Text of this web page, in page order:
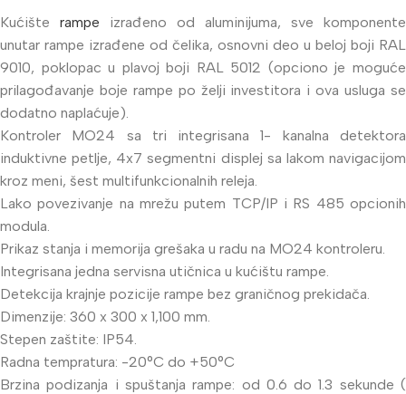
Kućište rampe izrađeno od aluminijuma, sve komponente
unutar rampe izrađene od čelika, osnovni deo u beloj boji RAL
9010, poklopac u plavoj boji RAL 5012 (opciono je moguće
prilagođavanje boje rampe po želji investitora i ova usluga se
dodatno naplaćuje).
Kontroler MO24 sa tri integrisana 1- kanalna detektora
induktivne petlje, 4x7 segmentni displej sa lakom navigacijom
kroz meni, šest multifunkcionalnih releja.
Lako povezivanje na mrežu putem TCP/IP i RS 485 opcionih
modula.
Prikaz stanja i memorija grešaka u radu na MO24 kontroleru.
Integrisana jedna servisna utičnica u kućištu rampe.
Detekcija krajnje pozicije rampe bez graničnog prekidača.
Dimenzije: 360 x 300 x 1,100 mm.
Stepen zaštite: IP54.
Radna tempratura: -20°C do +50°C
Brzina podizanja i spuštanja rampe: od 0.6 do 1.3 sekunde (